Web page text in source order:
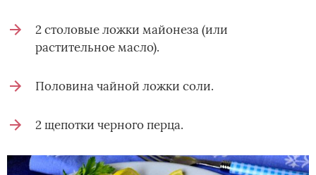
2 столовые ложки майонеза (или
растительное масло).
Половина чайной ложки соли.
2 щепотки черного перца.